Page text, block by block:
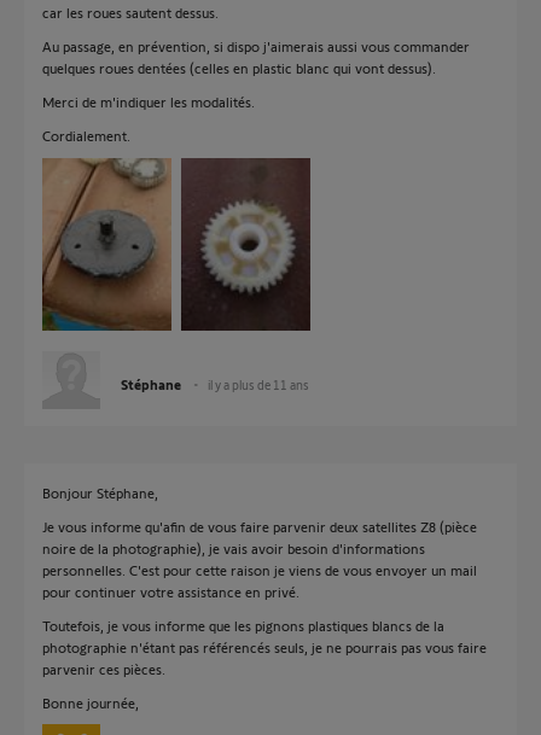
car les roues sautent dessus.
Au passage, en prévention, si dispo j'aimerais aussi vous commander
quelques roues dentées (celles en plastic blanc qui vont dessus).
Merci de m'indiquer les modalités.
Cordialement.
Stéphane il y a plus de 11 ans
Bonjour Stéphane,
Je vous informe qu'afin de vous faire parvenir deux satellites Z8 (pièce
noire de la photographie), je vais avoir besoin d'informations
personnelles. C'est pour cette raison je viens de vous envoyer un mail
pour continuer votre assistance en privé.
Toutefois, je vous informe que les pignons plastiques blancs de la
photographie n'étant pas référencés seuls, je ne pourrais pas vous faire
parvenir ces pièces.
Bonne journée,